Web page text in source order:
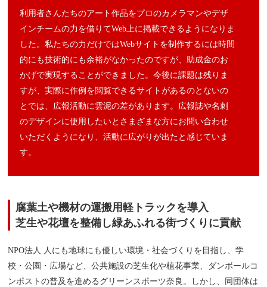
利用者さんたちのアート作品をプロのカメラマンやデザ
インチームの力を借りてWeb上に掲載できるようになりま
した。私たちの力だけではWebサイトを制作するには時間
的にも技術的にも余裕がなかったのですが、助成金のお
かげで実現することができました。今後に課題は残りま
すが、実際に作例を閲覧できるサイトがあるのとないの
とでは、広報活動に雲泥の差があります。広報誌や名刺
のデザインに使用したいとさまざまな方にお問い合わせ
いただくようになり、活動に広がりが出たと感じていま
す。
腐葉土や機材の運搬用軽トラックを導入
芝生や花壇を整備し緑あふれる街づくりに貢献
NPO法人 人にも地球にも優しい環境・社会づくりを目指し、学
校・公園・広場など、公共施設の芝生化や植花事業、ダンボールコ
ンポストの普及を進めるグリーンスポーツ奈良。しかし、同団体は